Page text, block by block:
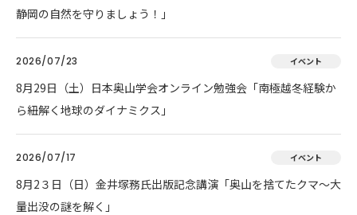
静岡の自然を守りましょう！」
2026/07/23 イベント
8月29日（土）日本奥山学会オンライン勉強会「南極越冬経験か
ら紐解く地球のダイナミクス」
2026/07/17 イベント
8月2３日（日）金井塚務氏出版記念講演「奥山を捨てたクマ～大
量出没の謎を解く」